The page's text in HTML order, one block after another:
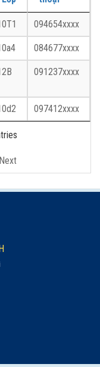
094654xxxx
084677xxxx
091237xxxx
097412xxxx
Next